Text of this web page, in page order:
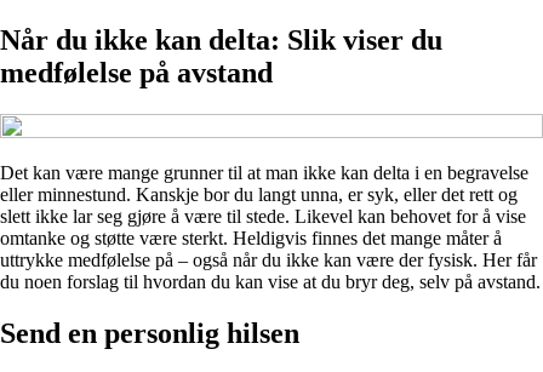
Når du ikke kan delta: Slik viser du
medfølelse på avstand
Det kan være mange grunner til at man ikke kan delta i en begravelse
eller minnestund. Kanskje bor du langt unna, er syk, eller det rett og
slett ikke lar seg gjøre å være til stede. Likevel kan behovet for å vise
omtanke og støtte være sterkt. Heldigvis finnes det mange måter å
uttrykke medfølelse på – også når du ikke kan være der fysisk. Her får
du noen forslag til hvordan du kan vise at du bryr deg, selv på avstand.
Send en personlig hilsen